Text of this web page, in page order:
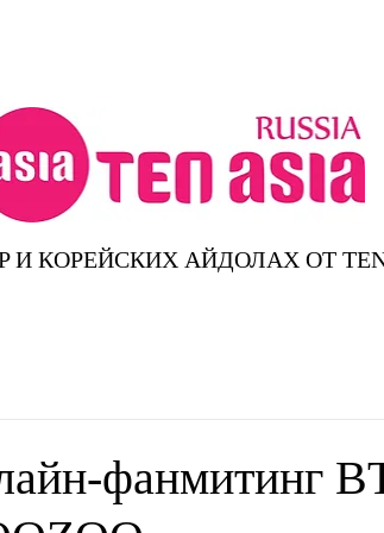
И КОРЕЙСКИХ АЙДОЛАХ ОТ
фанмитинг